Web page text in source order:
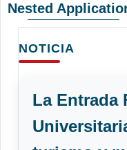
Nested
NOTICIA
La Entrada